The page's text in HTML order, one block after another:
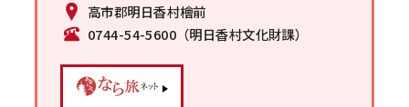
高市郡明日香村檜前
0744-54-5600（明日香村文化財課）